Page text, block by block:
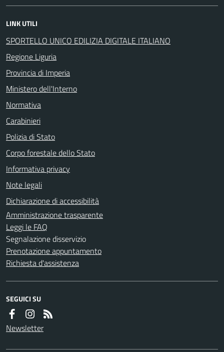
LINK UTILI
SPORTELLO UNICO EDILIZIA DIGITALE ITALIANO
Regione Liguria
Provincia di Imperia
Ministero dell'Interno
Normativa
Carabinieri
Polizia di Stato
Corpo forestale dello Stato
Informativa privacy
Note legali
Dichiarazione di accessibilità
Amministrazione trasparente
Leggi le FAQ
Segnalazione disservizio
Prenotazione appuntamento
Richiesta d'assistenza
SEGUICI SU
Newsletter